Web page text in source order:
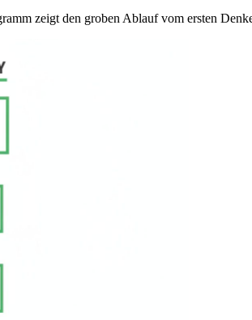
zeigt den groben Ablauf vom ersten